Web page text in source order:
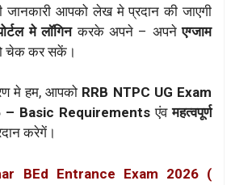
जानकारी आपको लेख मे प्रदान की जाएगी
मे लॉगिनकरके अपने – अपनेएग्जाम
चेक कर सकें।
मे हम, आपको RRB NTPC UG Exam
– Basic Requirements एंवमहत्वपूर्ण
करेगें।
BEd Entrance Exam 2026 (